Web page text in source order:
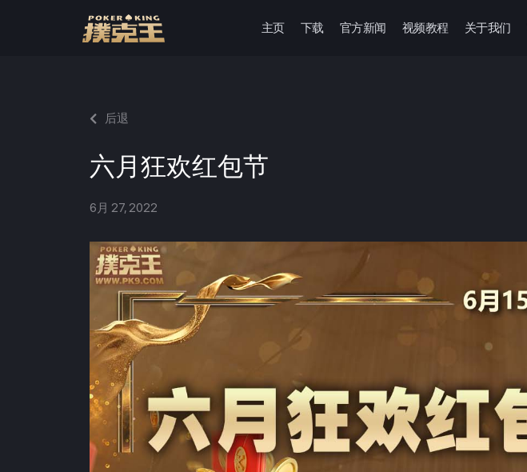
主页 下载 官方新闻 视频教程 关于我们
后退
六月狂欢红包节
6月 27, 2022